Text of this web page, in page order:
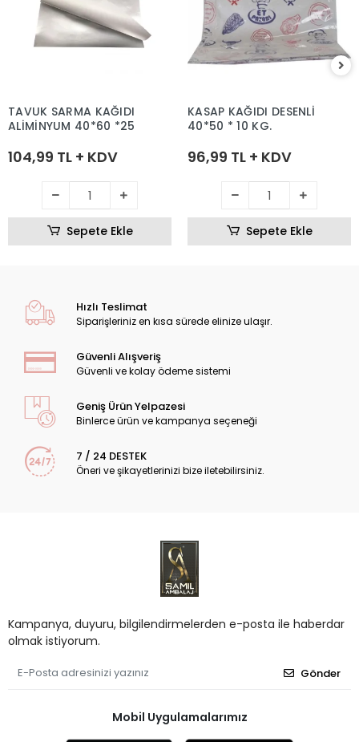
TAVUK SARMA KAĞIDI
ALİMİNYUM 40*60 *25
104,99 TL + KDV
Sepete Ekle
KASAP KAĞIDI DESENLİ
40*50 * 10 KG.
96,99 TL + KDV
Sepete Ekle
Hızlı Teslimat
Siparişleriniz en kısa sürede elinize ulaşır.
Güvenli Alışveriş
Güvenli ve kolay ödeme sistemi
Geniş Ürün Yelpazesi
Binlerce ürün ve kampanya seçeneği
7 / 24 DESTEK
Öneri ve şikayetlerinizi bize iletebilirsiniz.
Kampanya, duyuru, bilgilendirmelerden e-posta ile haberdar
olmak istiyorum.
Gönder
Mobil Uygulamalarımız